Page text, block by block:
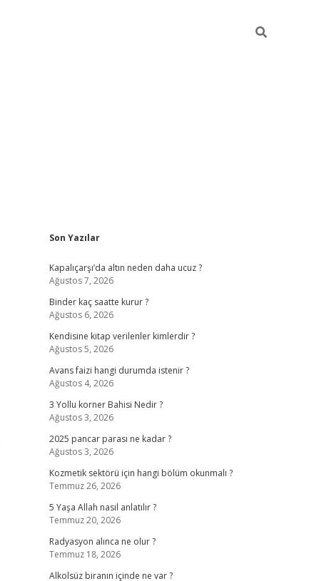
Sidebar
Son Yazılar
Kapalıçarşı’da altın neden daha ucuz ?
Ağustos 7, 2026
Binder kaç saatte kurur ?
Ağustos 6, 2026
Kendisine kitap verilenler kimlerdir ?
Ağustos 5, 2026
Avans faizi hangi durumda istenir ?
Ağustos 4, 2026
3 Yollu korner Bahisi Nedir ?
Ağustos 3, 2026
2025 pancar parası ne kadar ?
Ağustos 3, 2026
Kozmetik sektörü için hangi bölüm okunmalı ?
Temmuz 26, 2026
5 Yaşa Allah nasıl anlatılır ?
Temmuz 20, 2026
Radyasyon alınca ne olur ?
Temmuz 18, 2026
Alkolsüz biranın içinde ne var ?
ilbet güncel giriş adresi